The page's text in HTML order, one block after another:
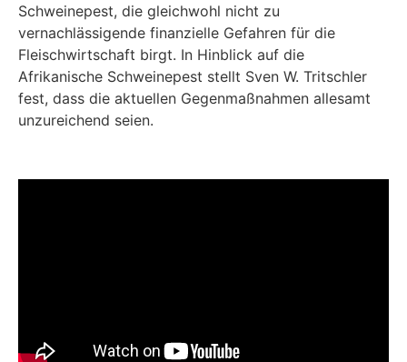
Schweinepest, die gleichwohl nicht zu
vernachlässigende finanzielle Gefahren für die
Fleischwirtschaft birgt. In Hinblick auf die
Afrikanische Schweinepest stellt Sven W. Tritschler
fest, dass die aktuellen Gegenmaßnahmen allesamt
unzureichend seien.